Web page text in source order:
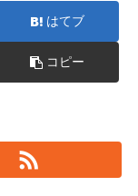
はてブ
コピー